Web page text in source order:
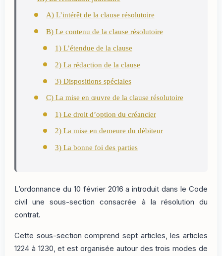
A) L’intérêt de la clause résolutoire
B) Le contenu de la clause résolutoire
1) L’étendue de la clause
2) La rédaction de la clause
3) Dispositions spéciales
C) La mise en œuvre de la clause résolutoire
1) Le droit d’option du créancier
2) La mise en demeure du débiteur
3) La bonne foi des parties
L’ordonnance du 10 février 2016 a introduit dans le Code
civil une sous-section consacrée à la résolution du
contrat.
Cette sous-section comprend sept articles, les articles
1224 à 1230, et est organisée autour des trois modes de